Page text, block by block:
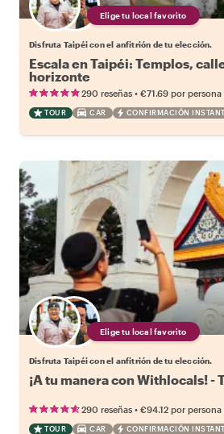
Elige tu local favorito
Disfruta Taipéi con el anfitrión de tu elección.
Escala en Taipéi: Templos,
horizonte
290 reseñas • €71.69 por persona
TOUR CAR CONFIRMACIÓN
Elige tu local favorito
Disfruta Taipéi con el anfitrión de tu elección.
¡A tu manera con Withlocals! -
290 reseñas • €94.12 por persona
TOUR CAR CONFIRMACIÓN